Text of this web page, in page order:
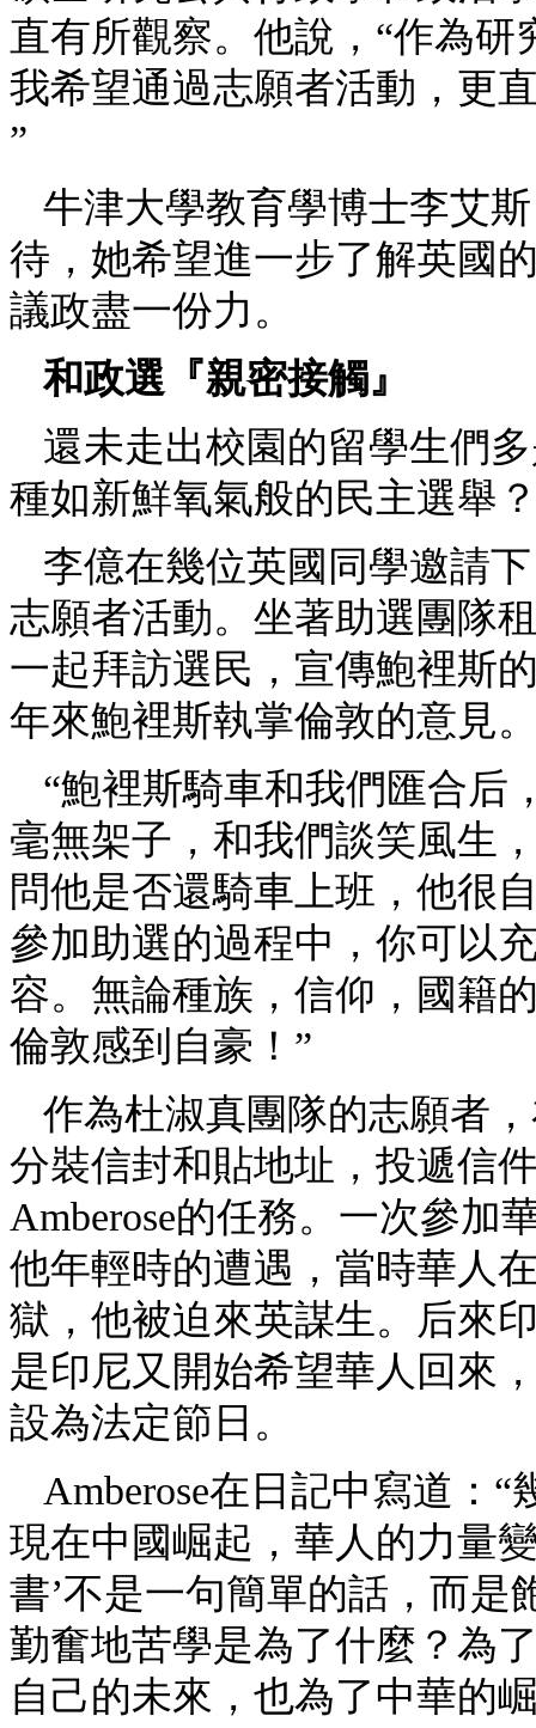
直有所觀察。他說，“作為
我希望通過志願者活動，更
”
牛津大學教育學博士李艾
待，她希望進一步了解英國
議政盡一份力。
和政選『親密接觸』
還未走出校園的留學生們
種如新鮮氧氣般的民主選舉
李億在幾位英國同學邀請
志願者活動。坐著助選團隊
一起拜訪選民，宣傳鮑裡斯
年來鮑裡斯執掌倫敦的意見
“鮑裡斯騎車和我們匯合后
毫無架子，和我們談笑風生
問他是否還騎車上班，他很
參加助選的過程中，你可以
容。無論種族，信仰，國籍
倫敦感到自豪！”
作為杜淑真團隊的志願者
分裝信封和貼地址，投遞信
Amberose的任務。一次參加
他年輕時的遭遇，當時華人
獄，他被迫來英謀生。后來
是印尼又開始希望華人回來
設為法定節日。
Amberose在日記中寫道：
現在中國崛起，華人的力量
書’不是一句簡單的話，而
勤奮地苦學是為了什麼？為
自己的未來，也為了中華的